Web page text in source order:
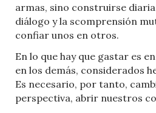
armas, sino construirse
diálogo y la scomprensión
confiar unos en otros.
En lo que hay que gastar es
en los demás, considerados
Es necesario, por tanto,
perspectiva, abrir nuestros